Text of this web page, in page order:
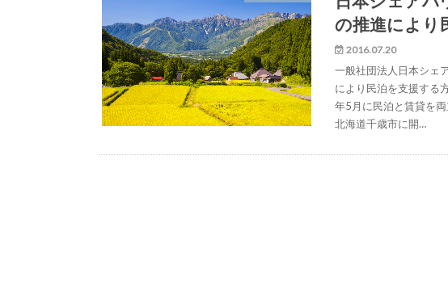
の推進により
2016.07.20
一般社団法人日本シェ
により民泊を支援する
年5月に民泊と賃貸を
北海道千歳市に開…